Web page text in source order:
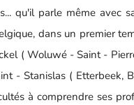
qu'il parle même avec
dans un premier
( Woluwé - Saint -
- Stanislas ( Etterbeek,
à comprendre ses